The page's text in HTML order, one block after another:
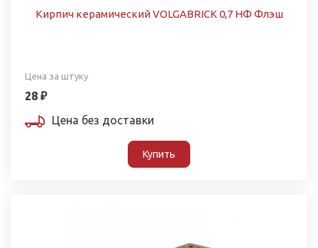
Кирпич керамический VOLGABRICK 0,7 НФ Флэш
Цена за штуку
28 ₽
Цена без доставки
Купить